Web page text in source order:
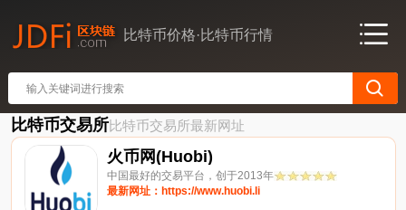
比特币价格·比特币行情
比特币交易所比特币交易所最新网址
火币网(Huobi)
中国最好的交易平台，创于2013年
最新网址：https://www.huobi.li